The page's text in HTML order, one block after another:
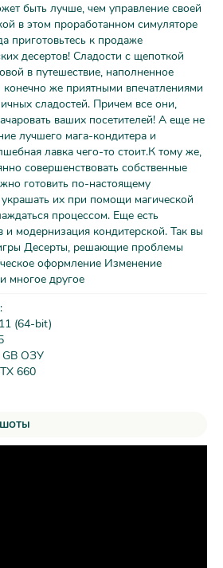
быть лучше, чем управление своей
в этом проработанном симуляторе
приготовьтесь к продаже
десертов! Сладости с щепоткой
в путешествие, наполненное
же приятными впечатлениями
сладостей. Причем все они,
ваших посетителей! А еще не
лучшего мага-кондитера и
лавка чего-то стоит.К тому же,
совершенствовать собственные
готовить по-настоящему
их при помощи магической
процессом. Еще есть
и модернизация кондитерской. Так вы
Десерты, решающие проблемы
оформление Изменение
многое другое
(64-bit)
GB ОЗУ
660